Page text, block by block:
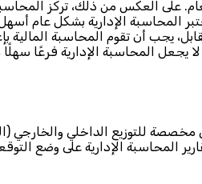
على العكس من ذلك، تركز
المحاسبة الإدارية بشكل عام
يجب أن تقوم المحاسبة المالية
المحاسبة الإدارية فرعًا
مخصصة للتوزيع الداخلي